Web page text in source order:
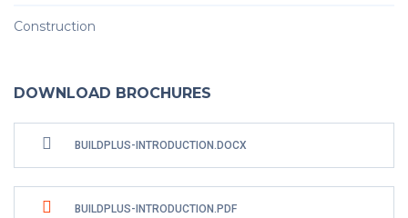
Construction
DOWNLOAD BROCHURES
BUILDPLUS-INTRODUCTION.DOCX
BUILDPLUS-INTRODUCTION.PDF